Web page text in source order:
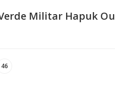
Militar Hapuk
46